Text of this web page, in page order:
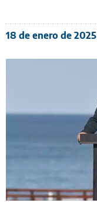
18 de enero de 2025